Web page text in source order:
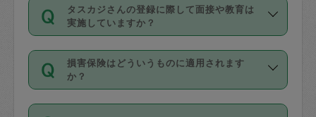
動計算で表示されます。
開始時間を２時間前後変更することが可
能です。依頼送信後、個別にタスカジさ
んにメッセージを送り調整してくださ
い。ただし、２時間を越えての調整はで
確認してください。
基本的に、高所での作業や危険作業、屋
外での作業は対象外です。
方、栄養士・調理師といった資格者で保
育園や学校の給食やレストランで料理関
係の専門職に従事されていた方、日本で
すでにハウスキーパーや英語の先生とし
てお仕事をしているフィリピン出身の
タスカジさんの登録に際して面接や教育は
実施していますか？
応募の際に、各自事務局との面接と説明
を行っています。その後、身分証明書の
写真提出をしていただいています。外国
損害保険はどういうものに適用されます
か？
依頼者とタスカジさんとの間でタスカジ